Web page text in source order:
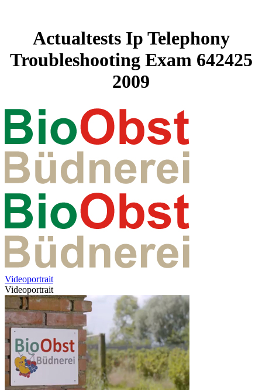
Actualtests Ip Telephony
Troubleshooting Exam 642425
2009
Videoportrait
Videoportrait